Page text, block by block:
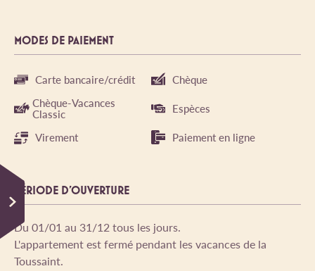
MODES DE PAIEMENT
Carte bancaire/crédit
Chèque
Chèque-Vacances
Classic
Espèces
Virement
Paiement en ligne
PÉRIODE D'OUVERTURE
Du 01/01 au 31/12 tous les jours.
L'appartement est fermé pendant les vacances de la
Toussaint.